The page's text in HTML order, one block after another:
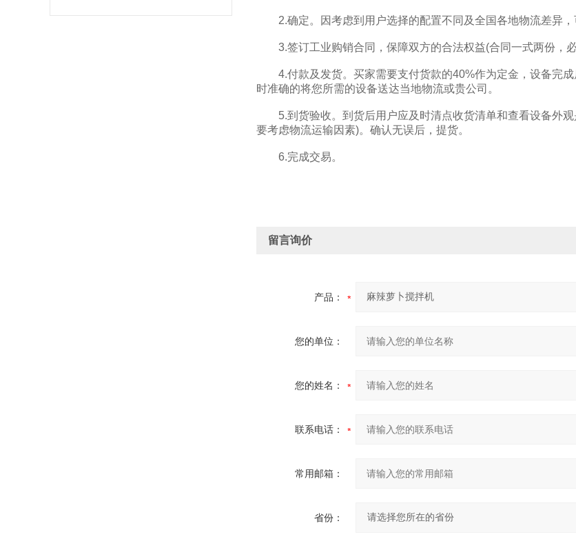
2.确定。因考虑到用户选择的配置不同及全国各地物流差异，
3.签订工业购销合同，保障双方的合法权益(合同一式两份，
4.付款及发货。买家需要支付货款的40%作为定金，设备完成
时准确的将您所需的设备送达当地物流或贵公司。
5.到货验收。到货后用户应及时清点收货清单和查看设备外观
要考虑物流运输因素)。确认无误后，提货。
6.完成交易。
留言询价
产品：
您的单位：
您的姓名：
联系电话：
常用邮箱：
省份：